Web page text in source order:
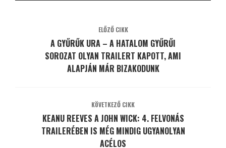
ELŐZŐ CIKK
A GYŰRŰK URA – A HATALOM GYŰRŰI
SOROZAT OLYAN TRAILERT KAPOTT, AMI
ALAPJÁN MÁR BIZAKODUNK
KÖVETKEZŐ CIKK
KEANU REEVES A JOHN WICK: 4. FELVONÁS
TRAILERÉBEN IS MÉG MINDIG UGYANOLYAN
ACÉLOS